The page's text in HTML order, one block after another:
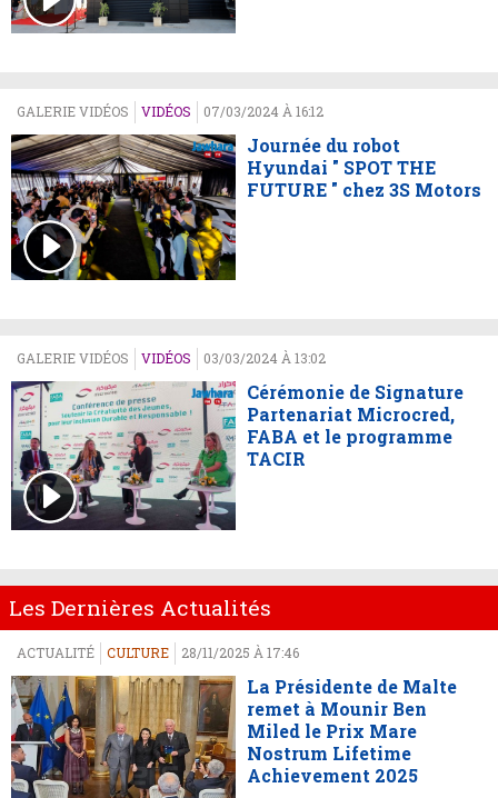
GALERIE VIDÉOS VIDÉOS 07/03/2024 À 16:12
Journée du robot
Hyundai " SPOT THE
FUTURE " chez 3S Motors
GALERIE VIDÉOS VIDÉOS 03/03/2024 À 13:02
Cérémonie de Signature
Partenariat Microcred,
FABA et le programme
TACIR
Les Dernières Actualités
ACTUALITÉ CULTURE 28/11/2025 À 17:46
La Présidente de Malte
remet à Mounir Ben
Miled le Prix Mare
Nostrum Lifetime
Achievement 2025